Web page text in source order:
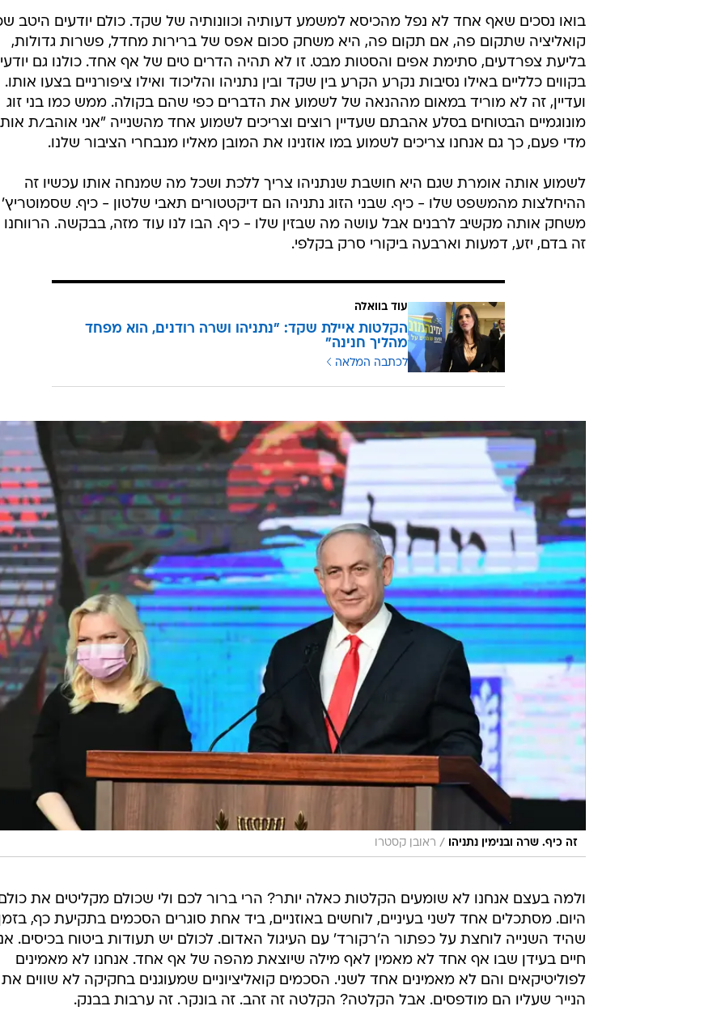
בואו נסכים שאף אחד לא נפל מהכיסא למשמע דעותיה וכוונותיה של שקד. כולם יודעים היטב
קואליציה שתקום פה, אם תקום פה, היא משחק סכום אפס של ברירות מחדל, פשרות גדולות,
בליעת צפרדעים, סתימת אפים והסטות מבט. זו לא תהיה הדרים טים של אף אחד. כולנו גם
בקווים כלליים באילו נסיבות נקרע הקרע בין שקד ובין נתניהו והליכוד ואילו ציפורניים בצעו אותו.
ועדיין, זה לא מוריד במאום מההנאה של לשמוע את הדברים כפי שהם בקולה. ממש כמו בני זוג
מונוגמיים הבטוחים בסלע אהבתם שעדיין רוצים וצריכים לשמוע אחד מהשנייה "אני אוהב/ת
מדי פעם, כך גם אנחנו צריכים לשמוע במו אוזנינו את המובן מאליו מנבחרי הציבור שלנו.
לשמוע אותה אומרת שגם היא חושבת שנתניהו צריך ללכת ושכל מה שמנחה אותו עכשיו זה
ההיחלצות מהמשפט שלו - כיף. שבני הזוג נתניהו הם דיקטטורים תאבי שלטון - כיף. שסמוטריץ'
משחק אותה מקשיב לרבנים אבל עושה מה שבזין שלו - כיף. הבו לנו עוד מזה, בבקשה.
זה בדם, יזע, דמעות וארבעה ביקורי סרק בקלפי.
עוד בוואלה
הקלטות איילת שקד: "נתניהו ושרה רודנים, הוא מפחד
מהליך חנינה"
לכתבה המלאה
זה כיף. שרה ובנימין נתניהו / ראובן קסטרו
ולמה בעצם אנחנו לא שומעים הקלטות כאלה יותר? הרי ברור לכם ולי שכולם מקליטים את
היום. מסתכלים אחד לשני בעיניים, לוחשים באוזניים, ביד אחת סוגרים הסכמים בתקיעת כף,
שהיד השנייה לוחצת על כפתור ה'רקורד' עם העיגול האדום. לכולם יש תעודות ביטוח בכיסים.
חיים בעידן שבו אף אחד לא מאמין לאף מילה שיוצאת מהפה של אף אחד. אנחנו לא מאמינים
לפוליטיקאים והם לא מאמינים אחד לשני. הסכמים קואליציוניים שמעוגנים בחקיקה לא שווים את
הנייר שעליו הם מודפסים. אבל הקלטה? הקלטה זה זהב. זה בונקר. זה ערבות בבנק.